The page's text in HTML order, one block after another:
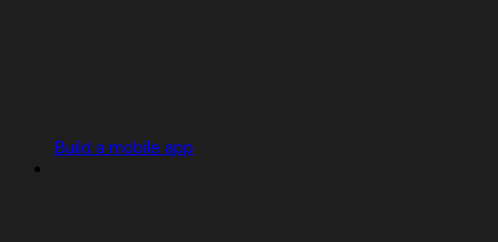
Build a mobile app